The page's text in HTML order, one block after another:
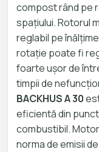
compost rând pe
spațiului. Rotorul
reglabil pe
rotație poate fi
foarte ușor de
timpii de
BACKHUS A 30
eficientă din
combustibil.
norma de emisii